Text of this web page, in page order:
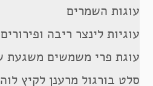
עוגות השמרים
עוגיות לינצר ריבה ופירורים
עוגת פרי משמשים משגעת
סלט בורגול מרענן לקיץ